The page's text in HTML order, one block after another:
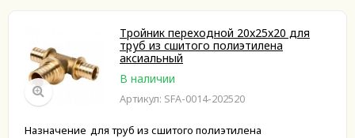
Тройник переходной 20x25x20 для
труб из сшитого полиэтилена
аксиальный
В наличии
Артикул: SFA-0014-202520
Назначение для труб из сшитого полиэтилена